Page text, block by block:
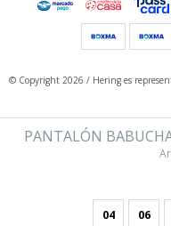
PANTALÓN
04 06
© Copyright 2026 / Hering es